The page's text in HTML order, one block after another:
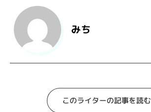
みち
このライターの記事を読む